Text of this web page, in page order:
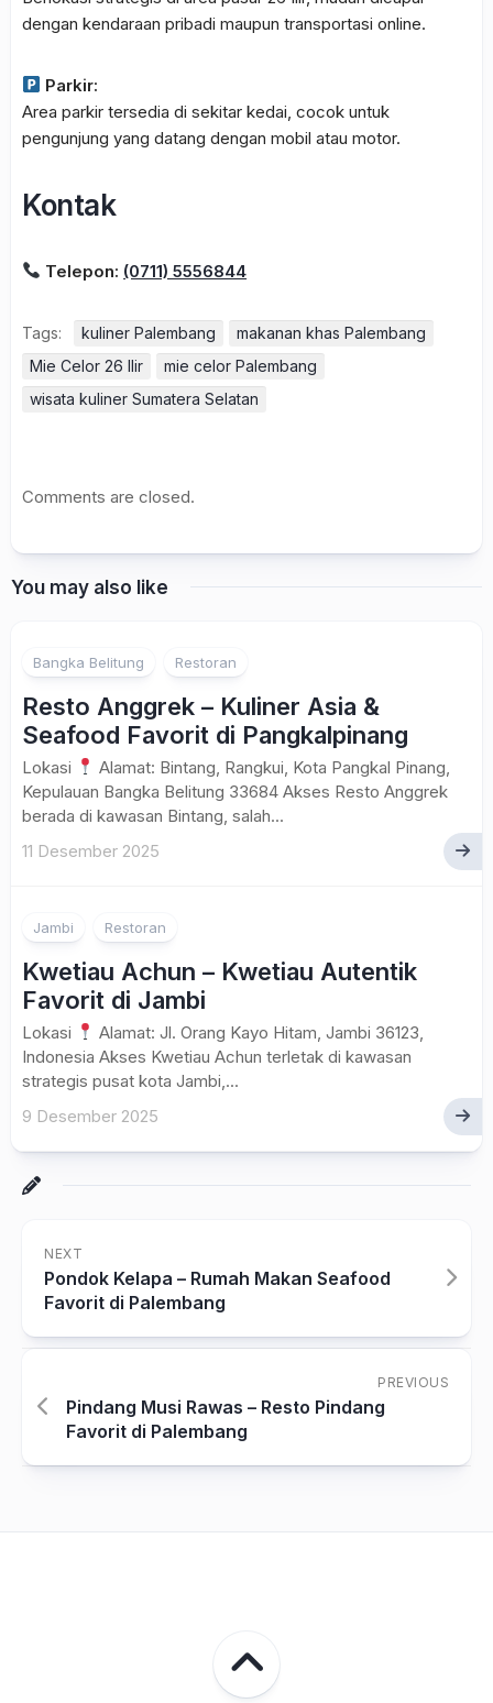
dengan kendaraan pribadi maupun transportasi online.
Parkir:
Area parkir tersedia di sekitar kedai, cocok untuk
pengunjung yang datang dengan mobil atau motor.
Kontak
Telepon: (0711) 5556844
Tags: kuliner Palembang
makanan khas Palembang
Mie Celor 26 Ilir
mie celor Palembang
wisata kuliner Sumatera Selatan
Comments are closed.
You may also like
Bangka Belitung Restoran
Resto Anggrek – Kuliner Asia &
Seafood Favorit di Pangkalpinang
Lokasi
Alamat: Bintang, Rangkui, Kota Pangkal Pinang,
Kepulauan Bangka Belitung 33684 Akses Resto Anggrek
berada di kawasan Bintang, salah...
11 Desember 2025
Jambi Restoran
Kwetiau Achun – Kwetiau Autentik
Favorit di Jambi
Lokasi
Alamat: Jl. Orang Kayo Hitam, Jambi 36123,
Indonesia Akses Kwetiau Achun terletak di kawasan
strategis pusat kota Jambi,...
9 Desember 2025
NEXT
Pondok Kelapa – Rumah Makan Seafood
Favorit di Palembang
PREVIOUS
Pindang Musi Rawas – Resto Pindang
Favorit di Palembang